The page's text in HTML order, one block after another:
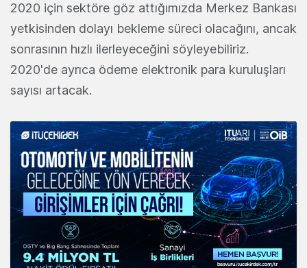
2020 için sektöre göz attığımızda Merkez Bankası
yetkisinden dolayı bekleme süreci olacağını, ancak
sonrasının hızlı ilerleyeceğini söyleyebiliriz.
2020'de ayrıca ödeme elektronik para kuruluşları
sayısı artacak.